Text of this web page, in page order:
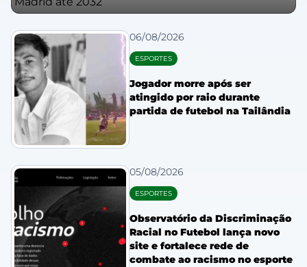
06/08/2026
ESPORTES
Jogador morre após ser
atingido por raio durante
partida de futebol na Tailândia
05/08/2026
ESPORTES
Observatório da Discriminação
Racial no Futebol lança novo
site e fortalece rede de
combate ao racismo no esporte